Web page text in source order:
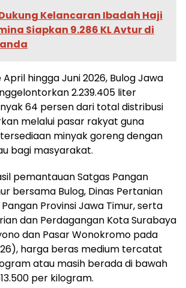
Kelancaran Ibadah Haji
Siapkan 9.286 KL Avtur di
hingga Juni 2026, Bulog Jawa
2.239.405 liter
64 persen dari total distribusi
melalui pasar rakyat guna
minyak goreng dengan
bagi masyarakat.
pemantauan Satgas Pangan
bersama Bulog, Dinas Pertanian
Provinsi Jawa Timur, serta
dan Perdagangan Kota Surabaya
dan Pasar Wonokromo pada
harga beras medium tercatat
atau masih berada di bawah
per kilogram.